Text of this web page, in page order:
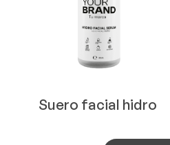
Suero facial hidro